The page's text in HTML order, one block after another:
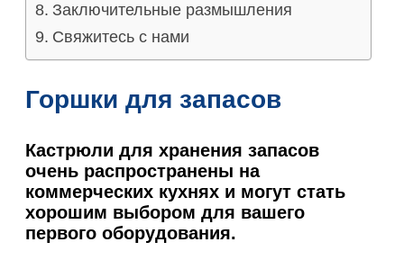
Заключительные размышления
Свяжитесь с нами
Горшки для запасов
Кастрюли для хранения запасов
очень распространены на
коммерческих кухнях и могут стать
хорошим выбором для вашего
первого оборудования.